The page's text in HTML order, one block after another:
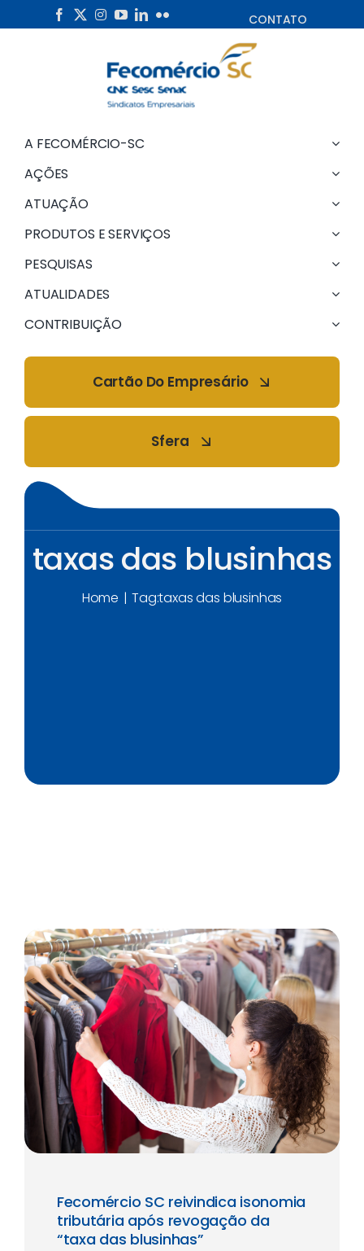
to
CONTATO
A FECOMÉRCIO-SC
AÇÕES
ATUAÇÃO
PRODUTOS E SERVIÇOS
PESQUISAS
ATUALIDADES
CONTRIBUIÇÃO
Cartão Do Empresário
Sfera
taxas das blusinhas
Home Tag:taxas das blusinhas
Fecomércio SC reivindica isonomia
tributária após revogação da
“taxa das blusinhas”